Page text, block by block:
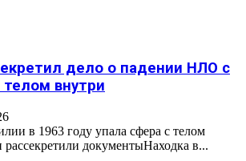
дело о падении НЛО с
внутри
в 1963 году упала сфера с телом
документыНаходка в...